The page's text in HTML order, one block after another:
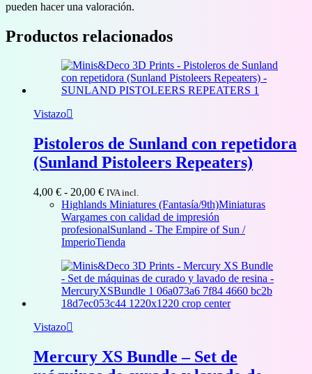
pueden hacer una valoración.
Productos relacionados
Vistazo
Pistoleros de Sunland con repetidora
(Sunland Pistoleers Repeaters)
4,00 € - 20,00 €Rango
de
precios:
desde
4,00 €
20,00 €
IVA incl.
Highlands Miniatures (Fantasía/9th)Miniaturas
Wargames con calidad de impresión
profesionalSunland - The Empire of Sun /
ImperioTienda
Vistazo
Mercury XS Bundle – Set de